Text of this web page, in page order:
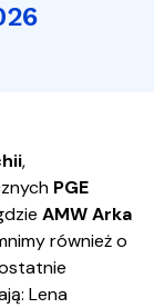
,
PGE
AMW Arka
również o
Lena